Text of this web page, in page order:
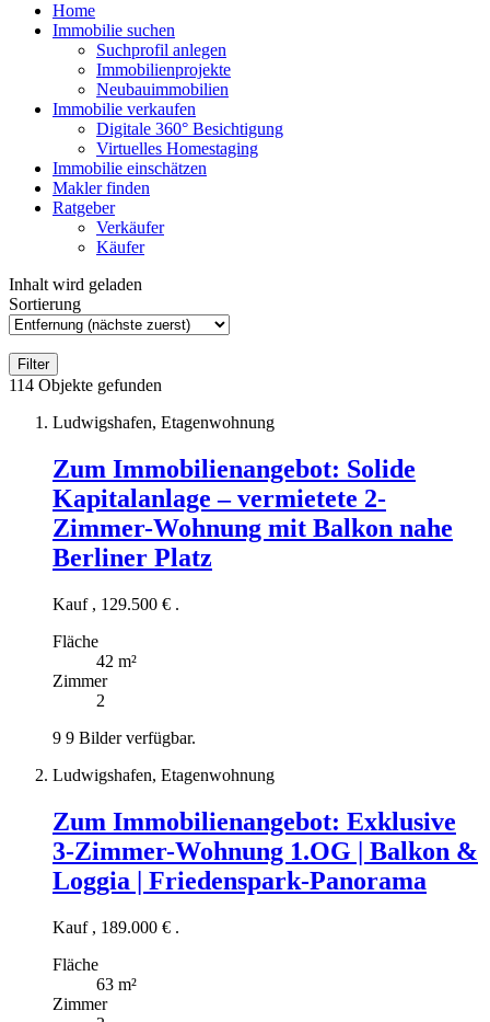
Home
Immobilie suchen
Suchprofil anlegen
Immobilienprojekte
Neubauimmobilien
Immobilie verkaufen
Digitale 360° Besichtigung
Virtuelles Homestaging
Immobilie einschätzen
Makler finden
Ratgeber
Verkäufer
Käufer
Inhalt wird geladen
Sortierung
Filter
114 Objekte gefunden
Ludwigshafen, Etagenwohnung
Zum Immobilienangebot: Solide
Kapitalanlage – vermietete 2-
Zimmer-Wohnung mit Balkon nahe
Berliner Platz
Kauf , 129.500 € .
Fläche
42 m²
Zimmer
2
9 9 Bilder verfügbar.
Ludwigshafen, Etagenwohnung
Zum Immobilienangebot: Exklusive
3-Zimmer-Wohnung 1.OG | Balkon &
Loggia | Friedenspark-Panorama
Kauf , 189.000 € .
Fläche
63 m²
Zimmer